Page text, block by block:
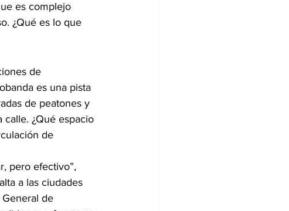
es complejo
¿Qué es lo que
de
es una pista
de peatones y
¿Qué espacio
de
pero efectivo”,
a las ciudades
de